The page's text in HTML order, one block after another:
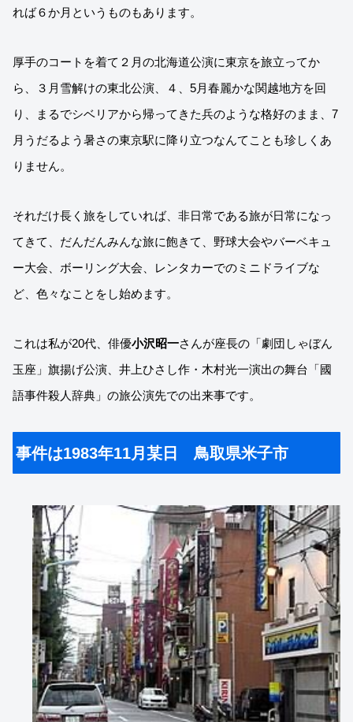
れば６か月というものもあります。
厚手のコートを着て２月の北海道公演に東京を旅立ってか
ら、３月雪解けの東北公演、４、5月春麗かな関越地方を回
り、まるでシベリアから帰ってきた兵のような格好のまま、7
月うだるよう暑さの東京駅に降り立つなんてことも珍しくあ
りません。
それだけ長く旅をしていれば、非日常である旅が日常になっ
てきて、だんだんみんな旅に飽きて、野球大会やバーベキュ
ー大会、ボーリング大会、レンタカーでのミニドライブな
ど、色々なことをし始めます。
これは私が20代、俳優小沢昭一さんが座長の「劇団しゃぼん
玉座」旗揚げ公演、井上ひさし作・木村光一演出の舞台「國
語事件殺人辞典」の旅公演先での出来事です。
事件は1983年11月某日 鳥取県米子市